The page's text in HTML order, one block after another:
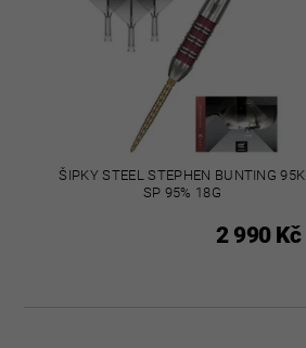
ŠIPKY STEEL STEPHEN BUNTING 95K
SP 95% 18G
2 990 Kč